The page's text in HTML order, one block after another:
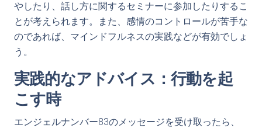
やしたり、話し方に関するセミナーに参加したりするこ
とが考えられます。また、感情のコントロールが苦手な
のであれば、マインドフルネスの実践などが有効でしょ
う。
実践的なアドバイス：行動を起
こす時
エンジェルナンバー83のメッセージを受け取ったら、